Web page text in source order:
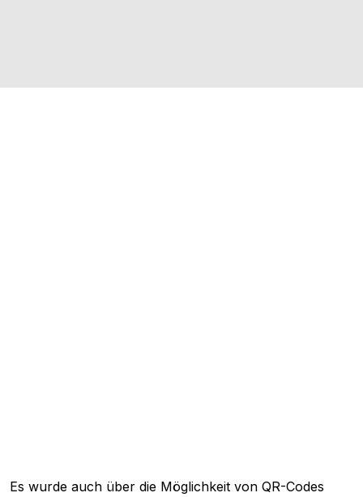
Es wurde auch über die Möglichkeit von QR-Codes